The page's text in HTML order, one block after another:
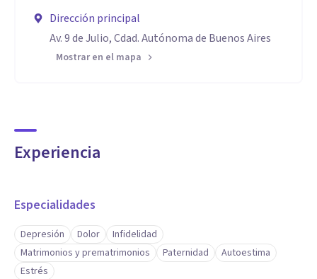
Dirección principal
Av. 9 de Julio, Cdad. Autónoma de Buenos Aires
Mostrar en el mapa
Experiencia
Especialidades
Depresión Dolor
Infidelidad
Matrimonios y prematrimonios
Paternidad
Autoestima
Estrés